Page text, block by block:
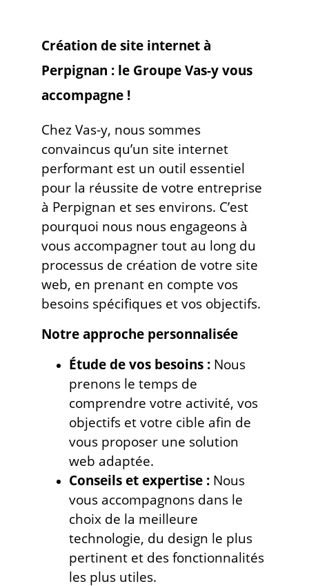
Création de site internet à
Perpignan : le Groupe Vas-y vous
accompagne !
Chez Vas-y, nous sommes
convaincus qu’un site internet
performant est un outil essentiel
pour la réussite de votre entreprise
à Perpignan et ses environs. C’est
pourquoi nous nous engageons à
vous accompagner tout au long du
processus de création de votre site
web, en prenant en compte vos
besoins spécifiques et vos objectifs.
Notre approche personnalisée
Étude de vos besoins : Nous
prenons le temps de
comprendre votre activité, vos
objectifs et votre cible afin de
vous proposer une solution
web adaptée.
Conseils et expertise : Nous
vous accompagnons dans le
choix de la meilleure
technologie, du design le plus
pertinent et des fonctionnalités
les plus utiles.